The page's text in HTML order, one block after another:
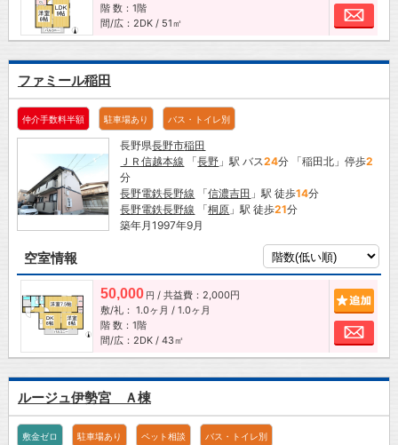
階 数：1階
間/広：2DK / 51㎡
お
ファミール稲田
仲介手数料半額 駐車場あり バス・トイレ別
長野県長野市稲田
ＪＲ信越本線 「長野 」駅 バス24分 「稲田北」停歩2
分
長野電鉄長野線 「信濃吉田 」駅 徒歩14分
長野電鉄長野線 「桐原 」駅 徒歩21分
築年月1997年9月
空室情報
50,000 円 / 共益費：2,000円
敷/礼： 1.0ヶ月 / 1.0ヶ月
階 数：1階
間/広：2DK / 43㎡
お
ルージュ伊勢宮 Ａ棟
敷金ゼロ 駐車場あり ペット相談 バス・トイレ別